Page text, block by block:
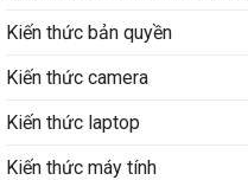
Kiến thức bản quyền
Kiến thức camera
Kiến thức laptop
Kiến thức máy tính